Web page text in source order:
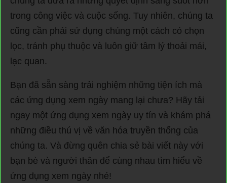
trong công việc và cuộc sống. Tuy nhiên, chúng ta
cũng cần phải sử dụng chúng một cách có chọn
lọc, tránh phụ thuộc và luôn giữ tâm lý thoải mái,
lạc quan.
Bạn đã sẵn sàng trải nghiệm những tiện ích mà
các ứng dụng xem ngày mang lại chưa? Hãy tải
ngay một ứng dụng xem ngày uy tín và khám phá
những điều thú vị về văn hóa truyền thống của
chúng ta. Và đừng quên chia sẻ bài viết này với
bạn bè và người thân để cùng nhau tìm hiểu về
ứng dụng xem ngày nhé!